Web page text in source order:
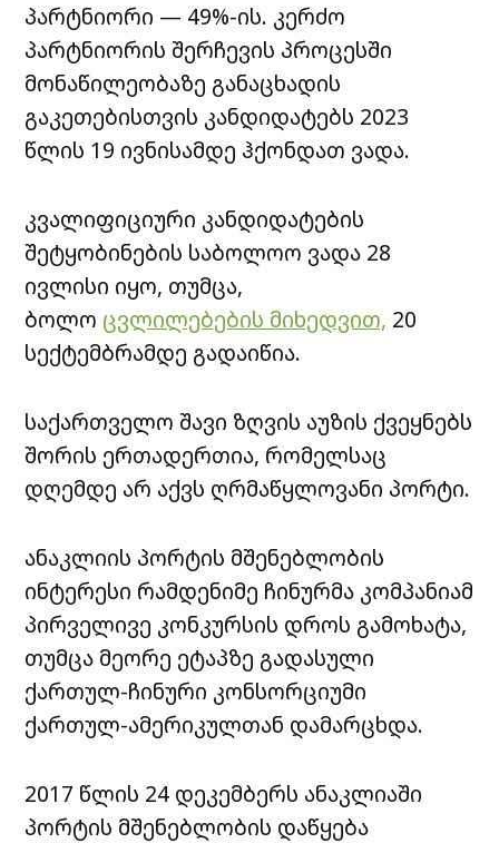
პარტნიორი — 49%-ის. კერძო
პარტნიორის შერჩევის პროცესში
მონაწილეობაზე განაცხადის
გაკეთებისთვის კანდიდატებს 2023
წლის 19 ივნისამდე ჰქონდათ ვადა.
კვალიფიციური კანდიდატების
შეტყობინების საბოლოო ვადა 28
ივლისი იყო, თუმცა,
ბოლო ცვლილებების მიხედვით, 20
სექტემბრამდე გადაიწია.
საქართველო შავი ზღვის აუზის ქვეყნებს
შორის ერთადერთია, რომელსაც
დღემდე არ აქვს ღრმაწყლოვანი პორტი.
ანაკლიის პორტის მშენებლობის
ინტერესი რამდენიმე ჩინურმა კომპანიამ
პირველივე კონკურსის დროს გამოხატა,
თუმცა მეორე ეტაპზე გადასული
ქართულ-ჩინური კონსორციუმი
ქართულ-ამერიკულთან დამარცხდა.
2017 წლის 24 დეკემბერს ანაკლიაში
პორტის მშენებლობის დაწყება